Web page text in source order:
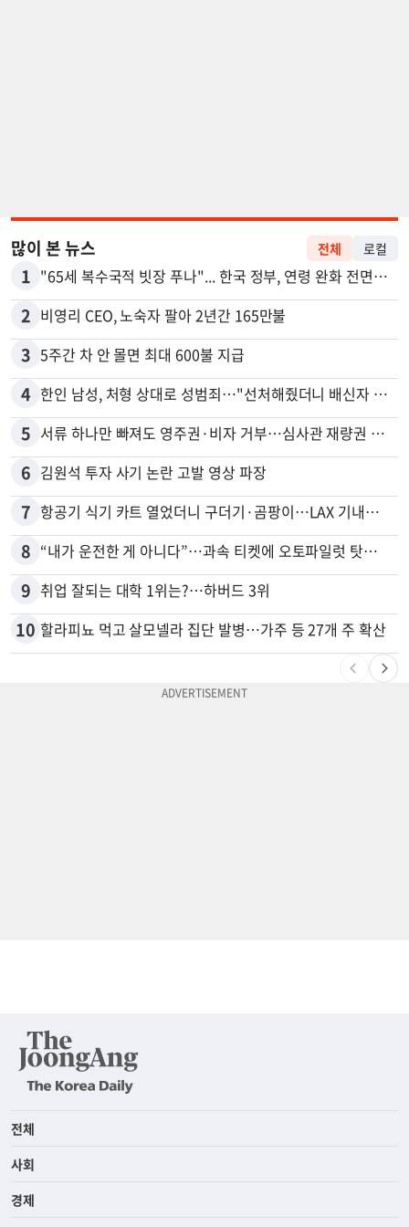
많이 본 뉴스 전체 로컬
1 "65세 복수국적 빗장 푸나"... 한국 정부, 연령 완화 전면 추진
2 비영리 CEO, 노숙자 팔아 2년간 165만불
3 5주간 차 안 몰면 최대 600불 지급
4 한인 남성, 처형 상대로 성범죄…"선처해줬더니 배신자 취급"
5 서류 하나만 빠져도 영주권·비자 거부…심사관 재량권 대폭 확대
6 김원석 투자 사기 논란 고발 영상 파장
7 항공기 식기 카트 열었더니 구더기·곰팡이…LAX 기내식 업체 논란
8 “내가 운전한 게 아니다”…과속 티켓에 오토파일럿 탓한 운전자
9 취업 잘되는 대학 1위는?…하버드 3위
10 할라피뇨 먹고 살모넬라 집단 발병…가주 등 27개 주 확산
전체
사회
경제